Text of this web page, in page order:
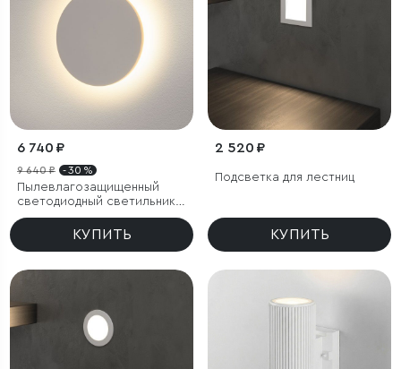
6 740 ₽
9 640 ₽ - 30 %
Пылевлагозащищенный
светодиодный светильник
Concept L белый IP54
КУПИТЬ
2 520 ₽
Подсветка для лестниц
КУПИТЬ